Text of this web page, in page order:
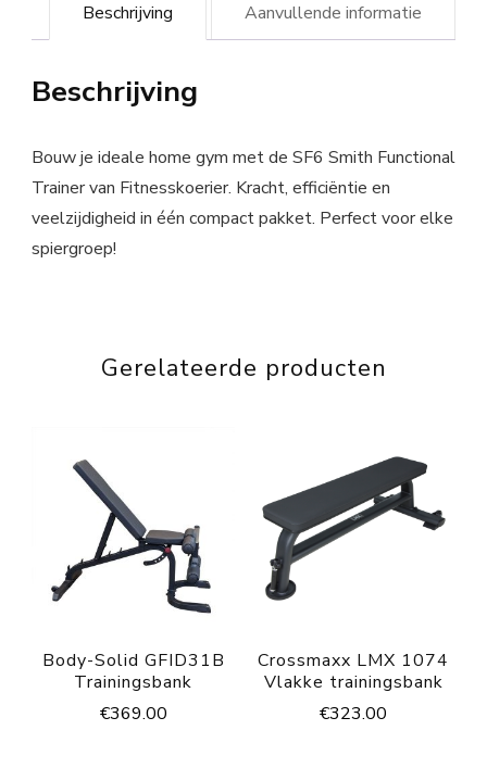
Beschrijving Aanvullende informatie
Beschrijving
Bouw je ideale home gym met de SF6 Smith Functional
Trainer van Fitnesskoerier. Kracht, efficiëntie en
veelzijdigheid in één compact pakket. Perfect voor elke
spiergroep!
Gerelateerde producten
Body-Solid GFID31B
Trainingsbank
€369.00
Crossmaxx LMX 1074
Vlakke trainingsbank
€323.00